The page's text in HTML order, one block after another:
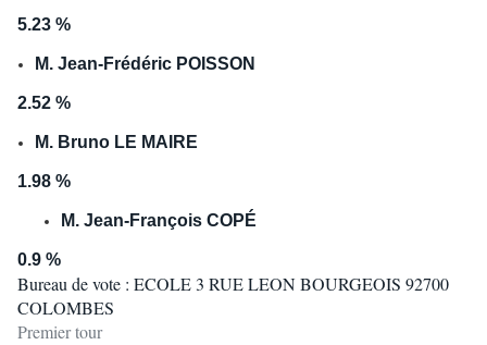
5.23 %
M. Jean-Frédéric POISSON
2.52 %
M. Bruno LE MAIRE
1.98 %
M. Jean-François COPÉ
0.9 %
Bureau de vote : ECOLE 3 RUE LEON BOURGEOIS 92700
COLOMBES
Premier tour